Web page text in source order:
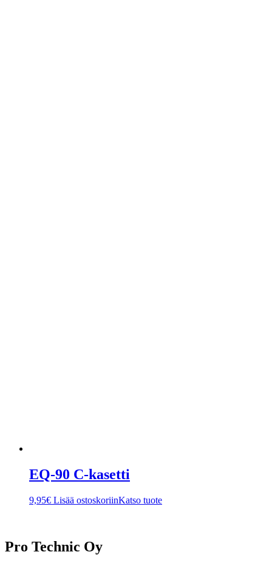
EQ-90 C-kasetti
9,95€ Lisää ostoskoriinKatso tuote
Pro Technic Oy